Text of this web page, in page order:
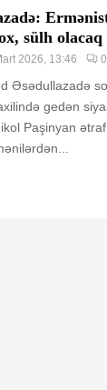
sülh olacaq
2026, 13:46 0
Əsədullazadə
gedən
Paşinyan